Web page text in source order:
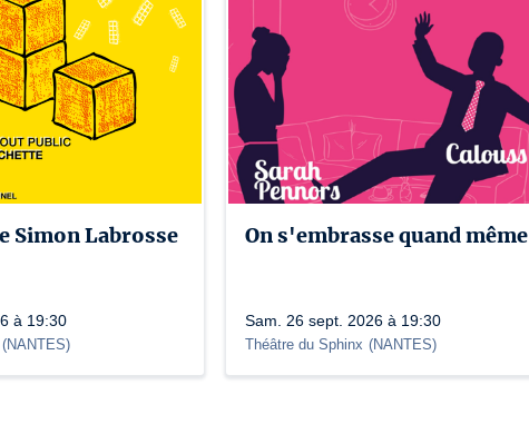
Simon Labrosse
à 19:30
(NANTES)
On s'embrasse quand même
Sam. 26 sept. 2026 à 19:30
Théâtre du Sphinx (NANTES)